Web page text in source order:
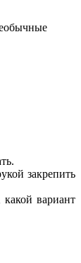
закрепить
вариант